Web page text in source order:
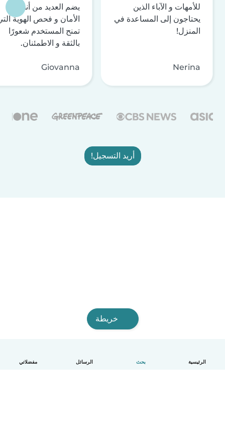
الرئيسية بحث الرسائل مفضلاتي
للأمهات و الآباء الذين
يحتاجون إلى المساعدة في
المنزل!
Nerina
يضم العديد من أنظمة
الأمان و فحص الهوية
تمنح المستخدم شعورًا
بالثقة و الاطمئنان.
Giovanna
أريد التسجيل!
خريطة